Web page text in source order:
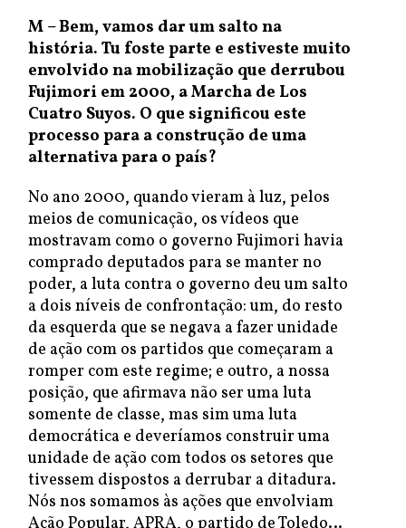
M – Bem, vamos dar um salto na
história. Tu foste parte e estiveste muito
envolvido na mobilização que derrubou
Fujimori em 2000, a Marcha de Los
Cuatro Suyos. O que significou este
processo para a construção de uma
alternativa para o país?
No ano 2000, quando vieram à luz, pelos
meios de comunicação, os vídeos que
mostravam como o governo Fujimori havia
comprado deputados para se manter no
poder, a luta contra o governo deu um salto
a dois níveis de confrontação: um, do resto
da esquerda que se negava a fazer unidade
de ação com os partidos que começaram a
romper com este regime; e outro, a nossa
posição, que afirmava não ser uma luta
somente de classe, mas sim uma luta
democrática e deveríamos construir uma
unidade de ação com todos os setores que
tivessem dispostos a derrubar a ditadura.
Nós nos somamos às ações que envolviam